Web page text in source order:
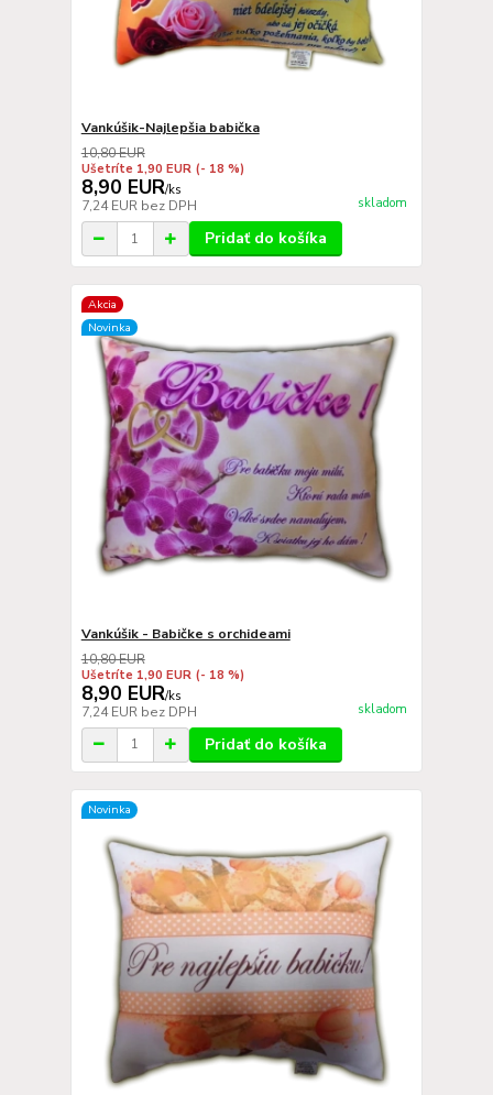
Vankúšik-Najlepšia babička
10,80 EUR
Ušetríte 1,90 EUR (- 18 %)
8,90 EUR/ks
7,24 EUR bez DPH skladom
Pridať do košíka
Akcia
Novinka
Vankúšik - Babičke s orchideami
10,80 EUR
Ušetríte 1,90 EUR (- 18 %)
8,90 EUR/ks
7,24 EUR bez DPH skladom
Pridať do košíka
Novinka